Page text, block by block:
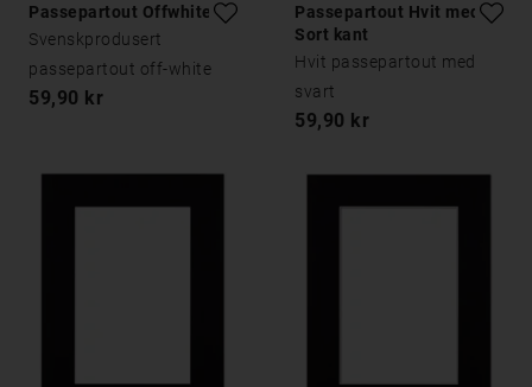
Passepartout Offwhite
Svenskprodusert
passepartout off-white
59,90 kr
Passepartout Hvit med
Sort kant
Hvit passepartout med
svart
59,90 kr